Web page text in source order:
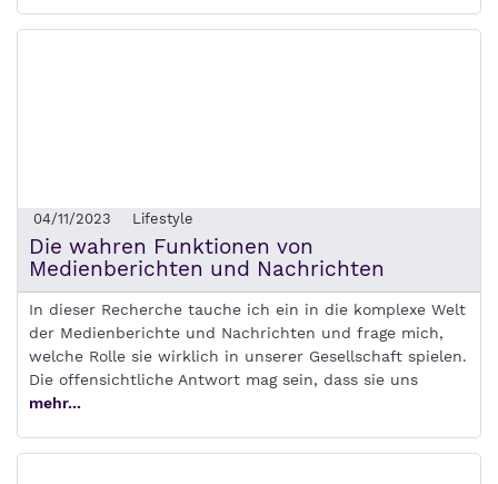
04/11/2023 Lifestyle
Die wahren Funktionen von
Medienberichten und Nachrichten
In dieser Recherche tauche ich ein in die komplexe Welt
der Medienberichte und Nachrichten und frage mich,
welche Rolle sie wirklich in unserer Gesellschaft spielen.
Die offensichtliche Antwort mag sein, dass sie uns
mehr...